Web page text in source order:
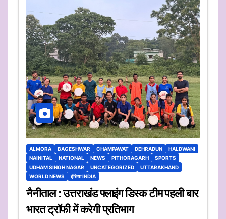
ALMORA BAGESHWAR CHAMPAWAT DEHRADUN
HALDWANI
NAINITAL
NATIONAL NEWS PITHORAGARH
SPORTS
UDHAM SINGH NAGAR
UNCATEGORIZED
UTTARAKHAND
WORLD NEWS
इंडिया INDIA
नैनीताल : उत्तराखंड फ्लाइंग डिस्क टीम पहली बार
भारत ट्रॉफी में करेगी प्रतिभाग